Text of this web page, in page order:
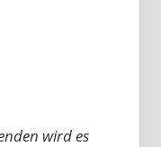
wird es